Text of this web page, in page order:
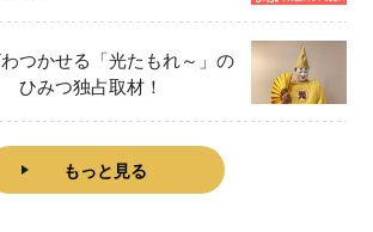
つかせる「光たもれ～」の
ひみつ独占取材！
もっと見る